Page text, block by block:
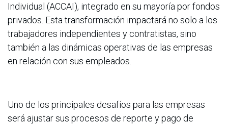
Individual (ACCAI), integrado en su mayoría por fondos
privados. Esta transformación impactará no solo a los
trabajadores independientes y contratistas, sino
también a las dinámicas operativas de las empresas
en relación con sus empleados.
Uno de los principales desafíos para las empresas
será ajustar sus procesos de reporte y pago de